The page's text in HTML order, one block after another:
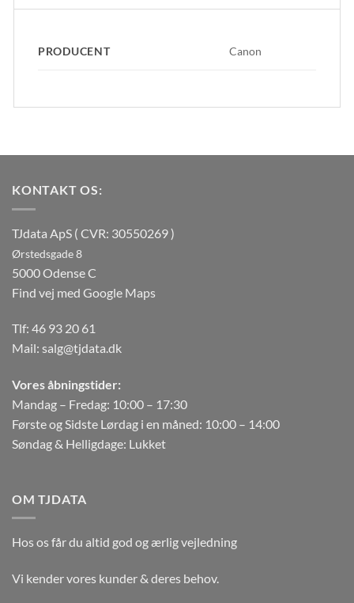
PRODUCENT Canon
KONTAKT OS:
TJdata ApS ( CVR: 30550269 )
Ørstedsgade 8
5000 Odense C
Find vej med Google Maps
Tlf: 46 93 20 61
Mail: salg@tjdata.dk
Vores åbningstider:
Mandag – Fredag: 10:00 – 17:30
Første og Sidste Lørdag i en måned: 10:00 – 14:00
Søndag & Helligdage: Lukket
OM TJDATA
Hos os får du altid god og ærlig vejledning
Vi kender vores kunder & deres behov.